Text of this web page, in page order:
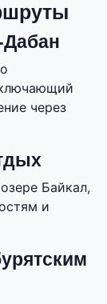
Дабан
через
Байкал,
и